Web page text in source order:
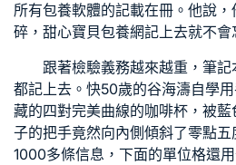
所有包養軟體的記載在冊。他說，
碎， 甜心寶貝包養網記上去就不會
跟著檢驗義務越來越重，筆
都記上去。快50歲的谷海濤自學
藏的四對完美曲線的咖啡杯，被
子的把手竟然向內側傾斜了零點
1000多條信息，下面的單位格還